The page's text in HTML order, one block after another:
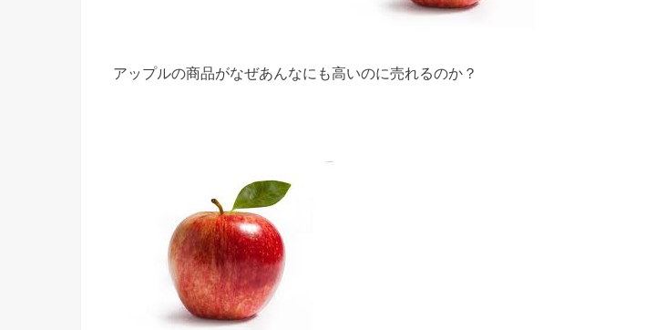
アップルの商品がなぜあんなにも高いのに売れるのか？